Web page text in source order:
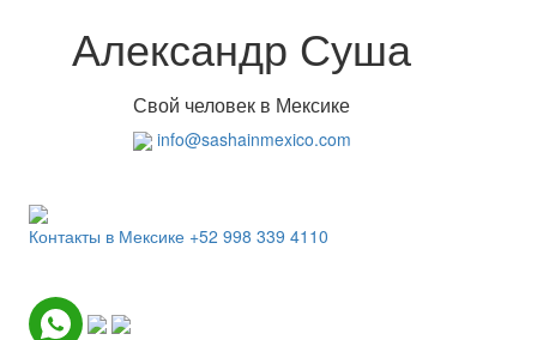
Александр Суша
Свой человек в Мексике
info@sashainmexico.com
Контакты в Мексике +52 998 339 4110